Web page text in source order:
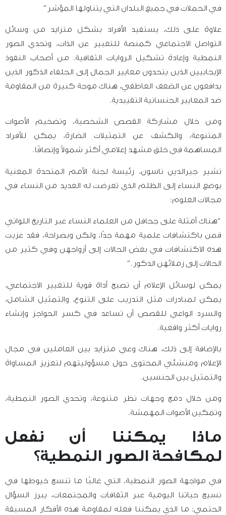
في الحملات في جميع البلدان التي يتناولها المؤشر”
علاوة على ذلك، يستفيد الأفراد بشكل متزايد من وسائل
التواصل الاجتماعي كمنصة للتعبير عن الذات، وتحدي الصور
النمطية وإعادة تشكيل الروايات الثقافية. من أصحاب النفوذ
الإيجابيين الذين يتحدون معايير الجمال إلى الحلفاء الذكور الذين
يدافعون عن الضعف العاطفي، هناك موجة كبيرة من المقاومة
ضد المعايير الجنسانية التقييدية.
ومن خلال مشاركة القصص الشخصية، وتضخيم الأصوات
المتنوعة، والكشف عن التمثيلات الضارة، يمكن للأفراد
المساهمة في خلق مشهد إعلامي أكثر شمولاً وإنصافًا.
تشير جيرالدين ناسون، رئيسة لجنة الأمم المتحدة المعنية
بوضع النساء إلى الظلم الذي تعرضت له العديد من النساء في
مجالات العلوم:
“هناك أمثلة على جحافل من العلماء النساءعبر التاريخ اللواتي
قمن باكتشافات علمية مهمة جدًا، ولكن وبصراحة، فقد عزيت
هذه الاكتشافات في بعض الحالات إلى أزواجهن وفي كثير من
الحالات إلى زملائهن الذكور.”
يمكن لوسائل الإعلام أن تصبح أداة قوية للتغيير الاجتماعي،
يمكن لمبادرات مثل التدريب على التنوع، والتمثيل الشامل،
والسرد الواعي للقصص أن تساعد في كسر الحواجز وإنشاء
روايات أكثر واقعية.
بالإضافة إلى ذلك، هناك وعي متزايد بين العاملين في مجال
الإعلام ومنشئي المحتوى حول مسؤوليتهم لتعزيز المساواة
والتمثيل بين الجنسين.
ومن خلال دمج وجهات نظر متنوعة، وتحدي الصور النمطية،
وتمكين الأصوات المهمشة.
ماذا يمكننا أن نفعل
لمكافحة الصور النمطية؟
في مواجهة الصور النمطية، التي غالبًا ما تنسج خيوطها في
نسيج حياتنا اليومية عبر الثقافات والمجتمعات، يبرز السؤال
الحتمي: ما الذي يمكننا فعله لمقاومة هذه الأفكار المسبقة